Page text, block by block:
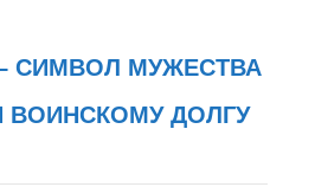
СИМВОЛ МУЖЕСТВА
ВОИНСКОМУ ДОЛГУ